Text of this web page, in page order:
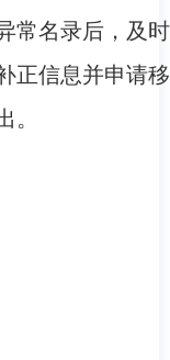
常名录后，及时
正信息并申请移
。